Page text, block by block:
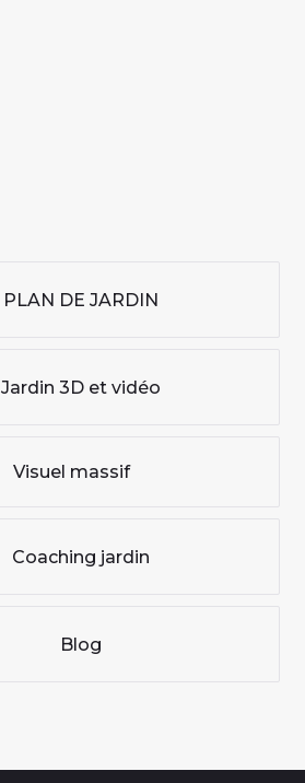
PLAN DE JARDIN
Jardin 3D et vidéo
Visuel massif
Coaching jardin
Blog